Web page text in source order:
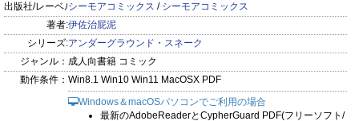
出版社/レーベル:シーモアコミックス / シーモアコミックス
著者:伊佐治屁泥
シリーズ:アンダーグラウンド・スネーク
ジャンル： 成人向書籍 コミック
動作条件： Win8.1 Win10 Win11 MacOSX PDF
Windows＆macOSパソコンでご利用の場合
最新のAdobeReaderとCypherGuard PDF(フリーソフト/